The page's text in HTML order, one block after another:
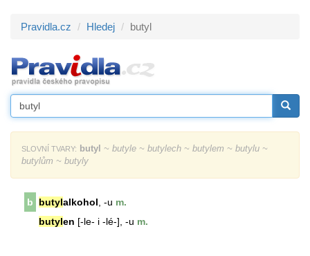
Pravidla.cz Hledej butyl
SLOVNÍ TVARY: butyl ~ butyle ~ butylech ~ butylem ~ butylu ~
butylům ~ butyly
b butylalkohol , -u m.
butylen [-le- i -lé-], -u m.